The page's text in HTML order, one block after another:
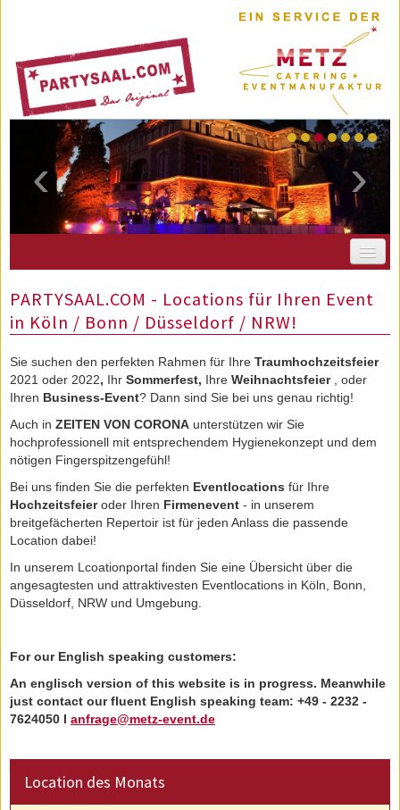
‹ ›
AKTUELLES
LOCATIONBERATER
MEIN MERKZETTEL
IHRE ANFRAGE
METZ CATERING - ÜBER UNS
PARTYSAAL.COM - Locations für Ihren Event
in Köln / Bonn / Düsseldorf / NRW!
Sie suchen den perfekten Rahmen für Ihre Traumhochzeitsfeier
2021 oder 2022, Ihr Sommerfest, Ihre Weihnachtsfeier
, oder
Ihren Business-Event? Dann sind Sie bei uns genau richtig!
Auch in ZEITEN VON CORONA unterstützen wir Sie
hochprofessionell mit entsprechendem Hygienekonzept und dem
nötigen Fingerspitzengefühl!
Bei uns finden Sie die perfekten Eventlocations für Ihre
Hochzeitsfeieroder Ihren Firmenevent - in unserem
breitgefächerten Repertoir ist für jeden Anlass die passende
Location dabei!
In unserem Lcoationportal finden Sie eine Übersicht über die
angesagtesten und attraktivesten Eventlocations in Köln, Bonn,
Düsseldorf, NRW und Umgebung.
For our English speaking customers:
An englisch version of this website is in progress. Meanwhile
just contact our fluent English speaking team: +49 - 2232 -
7624050 I anfrage@metz-event.de
Location des Monats